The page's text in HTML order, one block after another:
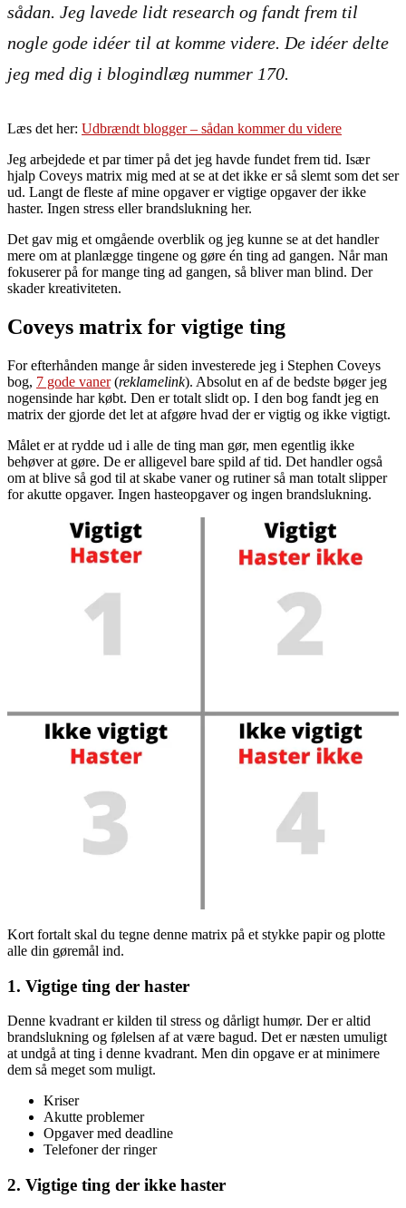
sådan. Jeg lavede lidt research og fandt frem til
nogle gode idéer til at komme videre. De idéer delte
jeg med dig i blogindlæg nummer 170.
Læs det her: Udbrændt blogger – sådan kommer du videre
Jeg arbejdede et par timer på det jeg havde fundet frem tid. Især
hjalp Coveys matrix mig med at se at det ikke er så slemt som det ser
ud. Langt de fleste af mine opgaver er vigtige opgaver der ikke
haster. Ingen stress eller brandslukning her.
Det gav mig et omgående overblik og jeg kunne se at det handler
mere om at planlægge tingene og gøre én ting ad gangen. Når man
fokuserer på for mange ting ad gangen, så bliver man blind. Der
skader kreativiteten.
Coveys matrix for vigtige ting
For efterhånden mange år siden investerede jeg i Stephen Coveys
bog, 7 gode vaner(reklamelink). Absolut en af de bedste bøger jeg
nogensinde har købt. Den er totalt slidt op. I den bog fandt jeg en
matrix der gjorde det let at afgøre hvad der er vigtig og ikke vigtigt.
Målet er at rydde ud i alle de ting man gør, men egentlig ikke
behøver at gøre. De er alligevel bare spild af tid. Det handler også
om at blive så god til at skabe vaner og rutiner så man totalt slipper
for akutte opgaver. Ingen hasteopgaver og ingen brandslukning.
Kort fortalt skal du tegne denne matrix på et stykke papir og plotte
alle din gøremål ind.
1. Vigtige ting der haster
Denne kvadrant er kilden til stress og dårligt humør. Der er altid
brandslukning og følelsen af at være bagud. Det er næsten umuligt
at undgå at ting i denne kvadrant. Men din opgave er at minimere
dem så meget som muligt.
Kriser
Akutte problemer
Opgaver med deadline
Telefoner der ringer
2. Vigtige ting der ikke haster